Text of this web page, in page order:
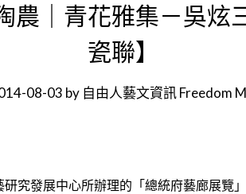
農｜青花雅集－吳炫
瓷聯】
08-03 by 自由人藝文資訊 Freedom
究發展中心所辦理的「總統府藝廊展覽